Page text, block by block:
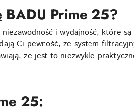
Prime 25?
niezawodność i wydajność, które
Ci pewność, że system
że jest to niezwykle
25: